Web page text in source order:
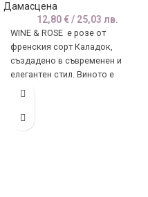
Дамасцена
12,80 €/ 25,03 лв.
WINE & ROSE е розе от
френския сорт Каладок,
създадено в съвременен и
елегантен стил. Виното е
обогатено с розова